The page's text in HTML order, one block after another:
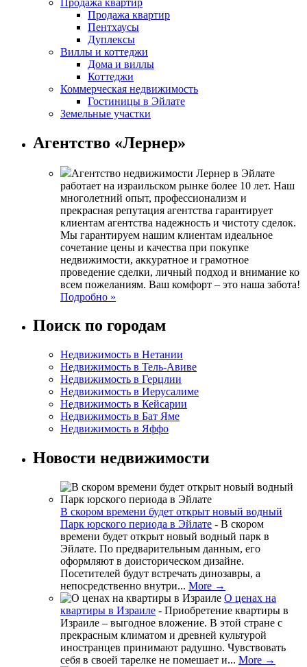
Продажа квартир
Пентхаусы
Дуплексы
Виллы и коттеджи
Дома и виллы
Коттеджи
Коммерческая недвижимость
Гостиницы в Эйлате
Земельные участки
Агентство «Лернер»
Агентство недвижимости Лернер в Эйлате
работает на израильском рынке более 10 лет. Наш
многолетний опыт, профессионализм и
прекрасная репутация агентства гарантирует
клиентам агентства надежность и чистоту сделок.
Мы гарантируем нашим клиентам идеальное
сочетание цены и качества при покупке
недвижимости, аккуратное и грамотное
проведение сделки, личный подход и внимание ко
всем пожеланиям. Ваш комфорт – это наша забота!
Подробно »
Поиск по городам
Недвижимость в Нетании
Недвижимость в Тель-Авиве
Недвижимость в Герцлии
Недвижимость в Иерусалиме
Недвижимость в Кейсарии
Недвижимость в Бат Яме
Недвижимость в Яффо
Новости недвижимости
В скором времени будет открыт новый водный
Парк юрского периода в Эйлате - В скором
времени будет открыт новый водный парк в
Эйлате. По предварительным данным, его
оформляют в доисторическом дизайне.
Посетителей будут встречать динозавры, а
непосредственно внутри... More →
О ценах на
квартиры в Израиле - Приобретение квартиры в
Израиле – выгодное вложение. В этой стране с
прекрасным климатом и древней культурой
иностранцев принимают радушно. Чувствовать
себя в своей тарелке не помешает и... More →